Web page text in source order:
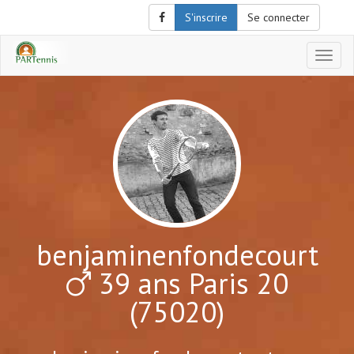
S'inscrire Se connecter
le
benjaminenfondecourt
39 ans Paris 20
(75020)